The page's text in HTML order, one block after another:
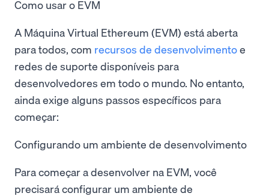
Como usar o EVM
A Máquina Virtual Ethereum (EVM) está aberta
para todos, com recursos de desenvolvimentoe
redes de suporte disponíveis para
desenvolvedores em todo o mundo. No entanto,
ainda exige alguns passos específicos para
começar:
Configurando um ambiente de desenvolvimento
Para começar a desenvolver na EVM, você
precisará configurar um ambiente de